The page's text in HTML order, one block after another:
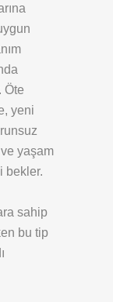
Öte
yeni
yaşam
bekler.
sahip
bu tip